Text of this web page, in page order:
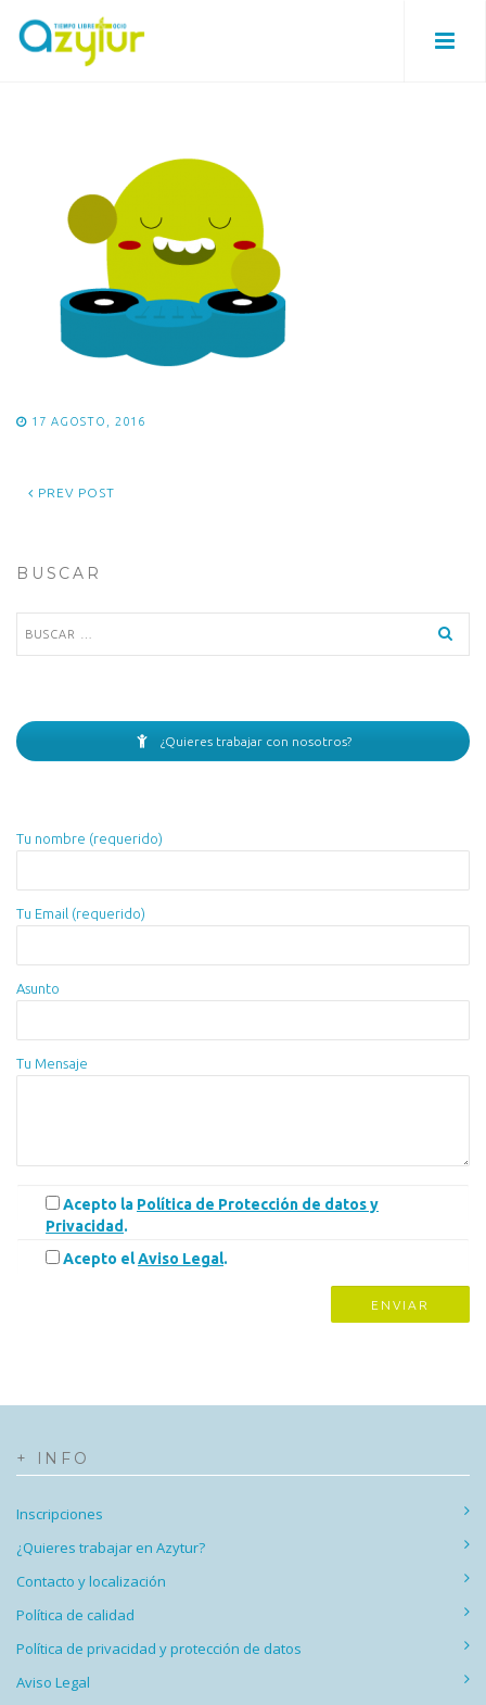
17 AGOSTO, 2016
PREV POST
BUSCAR
¿Quieres trabajar con nosotros?
Tu nombre (requerido)
Tu Email (requerido)
Asunto
Tu Mensaje
Acepto la Política de Protección de datos y
Privacidad .
Acepto elAviso Legal.
+ INFO
Inscripciones
¿Quieres trabajar en Azytur?
Contacto y localización
Política de calidad
Política de privacidad y protección de datos
Aviso Legal